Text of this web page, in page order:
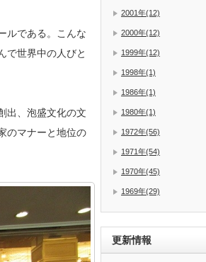
ルである。こんな
で世界中の人びと
出、泡盛文化の文
のマナーと地位の
2001年(12)
2000年(12)
1999年(12)
1998年(1)
1986年(1)
1980年(1)
1972年(56)
1971年(54)
1970年(45)
1969年(29)
更新情報